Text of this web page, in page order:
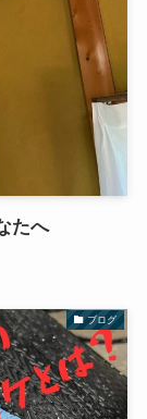
たへ
ブログ